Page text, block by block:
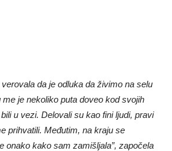
da je odluka da živimo na selu
je nekoliko puta doveo kod svojih
u vezi. Delovali su kao fini ljudi, pravi
prihvatili. Međutim, na kraju se
onako kako sam zamišljala”, započela